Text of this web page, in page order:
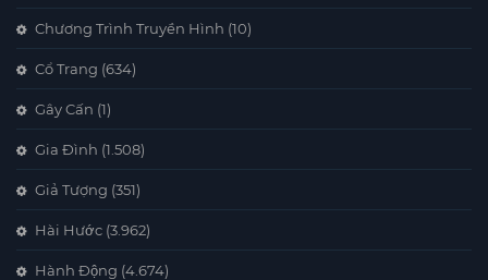
Chương Trình Truyền Hình (10)
Cổ Trang (634)
Gây Cấn (1)
Gia Đình (1.508)
Giả Tượng (351)
Hài Hước (3.962)
Hành Động (4.674)